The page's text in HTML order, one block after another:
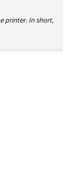
printer. In short,